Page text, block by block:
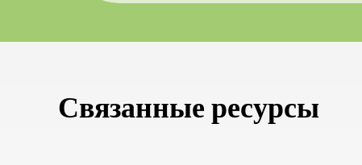
Связанные ресурсы